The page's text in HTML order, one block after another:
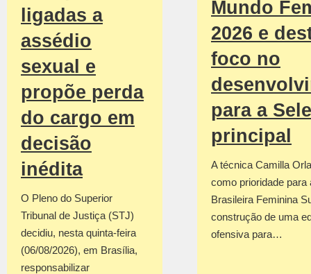
ligadas a
assédio
sexual e
propõe perda
do cargo em
decisão
inédita
O Pleno do Superior
Tribunal de Justiça (STJ)
decidiu, nesta quinta-feira
(06/08/2026), em Brasília,
responsabilizar
Mundo
2026 e
foco no
para a
principal
A técnica Camilla
como prioridade para
Brasileira Feminina
construção de uma
ofensiva para…